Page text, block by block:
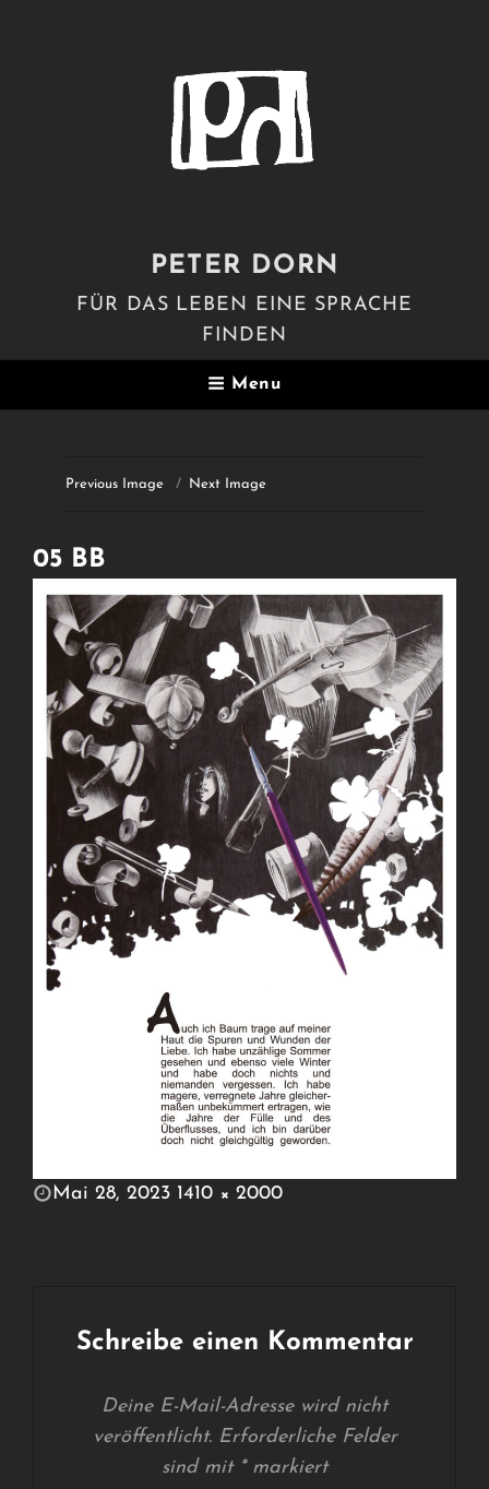
PETER DORN
FÜR DAS LEBEN EINE SPRACHE
FINDEN
Menu
Previous Image Next Image
05 BB
POSTED
Mai 28, 2023 1410 × 2000
Schreibe einen Kommentar
Deine E-Mail-Adresse wird nicht
veröffentlicht. Erforderliche Felder
sind mit *markiert